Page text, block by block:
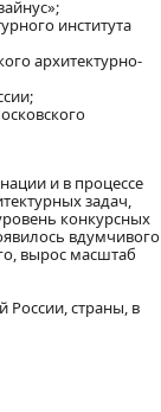
института
архитектурно-
и в процессе
задач,
конкурсных
вдумчивого
вырос масштаб
России, страны, в